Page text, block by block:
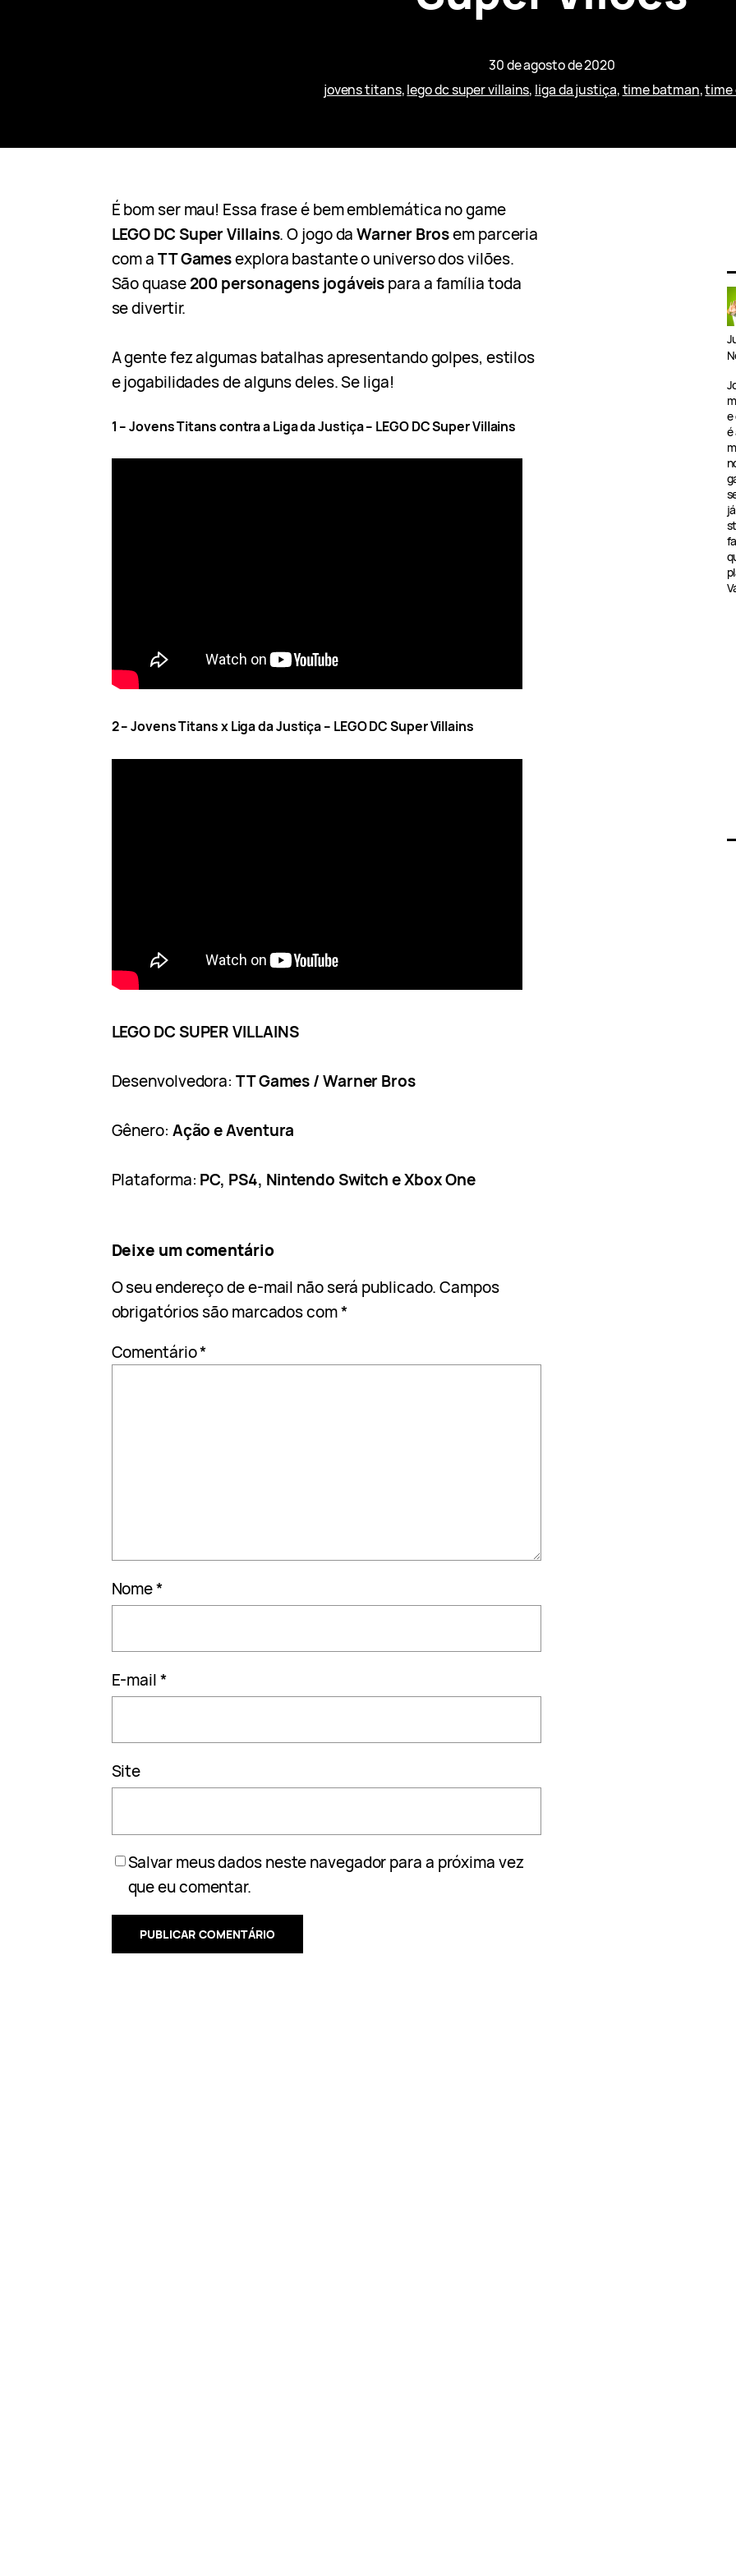
30 de agosto de 2020
jovens titans, lego dc super villains, liga da justiça, time batman, time
É bom ser mau! Essa frase é bem emblemática no game
LEGO DC Super Villains. O jogo daWarner Brosem parceria
com aTT Gamesexplora bastante o universo dos vilões.
São quase200 personagens jogáveispara a família toda
se divertir.
A gente fez algumas batalhas apresentando golpes, estilos
e jogabilidades de alguns deles. Se liga!
1 – Jovens Titans contra a Liga da Justiça – LEGO DC Super Villains
2 – Jovens Titans x Liga da Justiça – LEGO DC Super Villains
LEGO DC SUPER VILLAINS
Desenvolvedora: TT Games / Warner Bros
Gênero: Ação e Aventura
Plataforma: PC, PS4, Nintendo Switch e Xbox One
Deixe um comentário
O seu endereço de e-mail não será publicado. Campos
obrigatórios são marcados com*
Comentário*
Nome*
E-mail*
Site
Salvar meus dados neste navegador para a próxima vez
que eu comentar.
e
é